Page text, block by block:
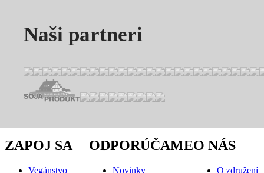
Naši partneri
ZAPOJ SA
Vegánstvo
ODPORÚČAME
Novinky
O NÁS
O združení